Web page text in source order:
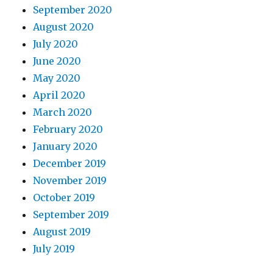
September 2020
August 2020
July 2020
June 2020
May 2020
April 2020
March 2020
February 2020
January 2020
December 2019
November 2019
October 2019
September 2019
August 2019
July 2019